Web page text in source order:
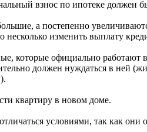
взнос по ипотеке должен
а постепенно
несколько изменить выплату
которые официально
должен нуждаться в ней
квартиру в новом доме.
условиями, так как